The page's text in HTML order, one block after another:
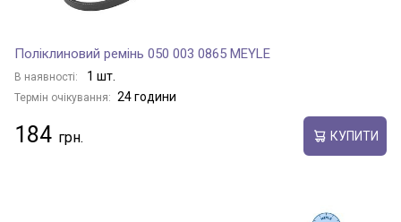
Поліклиновий ремінь 050 003 0865 MEYLE
В наявності: 1 шт.
Термін очікування: 24 години
184 КУПИТИ